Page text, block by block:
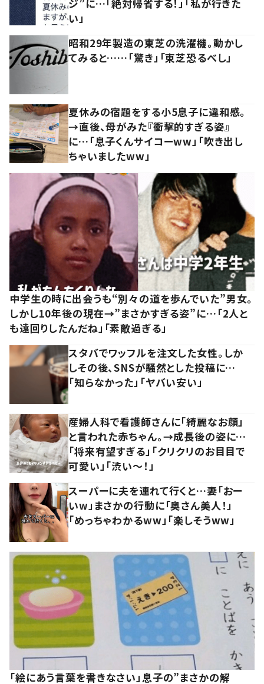
ジ”に…「絶対帰省する！」「私が行きた
い」
昭和29年製造の東芝の洗濯機。動かし
てみると……「驚き」「東芝恐るべし」
夏休みの宿題をする小5息子に違和感。
→直後、母がみた『衝撃的すぎる姿』
に…「息子くんサイコーww」「吹き出し
ちゃいましたww」
中学生の時に出会うも“別々の道を歩んでいた”男女。
しかし10年後の現在→”まさかすぎる姿”に…「2人と
も遠回りしたんだね」「素敵過ぎる」
スタバでワッフルを注文した女性。しか
しその後、SNSが騒然とした投稿に…
「知らなかった」「ヤバい安い」
産婦人科で看護師さんに「綺麗なお顔」
と言われた赤ちゃん。→成長後の姿に…
「将来有望すぎる」「クリクリのお目目で
可愛い」「渋い～！」
スーパーに夫を連れて行くと…妻「おー
いw」まさかの行動に「奥さん美人！」
「めっちゃわかるww」「楽しそうww」
「絵にあう言葉を書きなさい」息子の”まさかの解